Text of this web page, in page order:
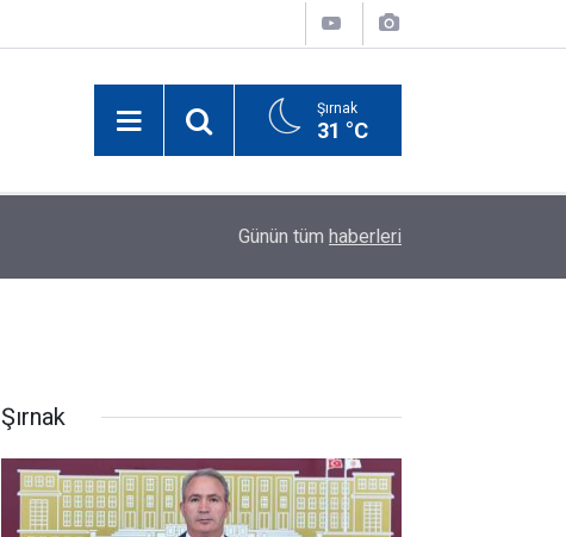
Şırnak
31 °C
7 Ağustos Şırnak'ta Günün Öne Çıkan Haberleri
Günün tüm haberleri
Şırnak